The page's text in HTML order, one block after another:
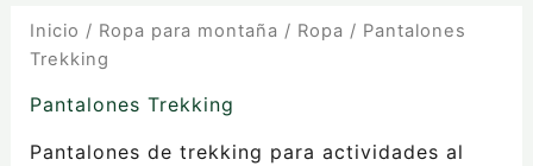
Inicio / Ropa para montaña / Ropa / Pantalones
Trekking
Pantalones Trekking
Pantalones de trekking para actividades al